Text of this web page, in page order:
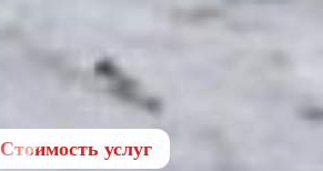
Cтоимость услуг